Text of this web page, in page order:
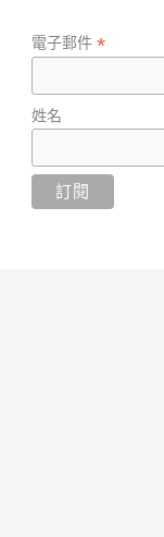
電子郵件*
姓名